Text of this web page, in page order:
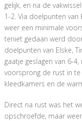
gelijk, en na de
1-2. Via doelpunten van
weer een minimale
teniet gedaan werd
doelpunten van Elske,
gaatje geslagen van 6-
voorsprong de rust in
kleedkamers en de
Direct na rust was het
opschroefde, maar